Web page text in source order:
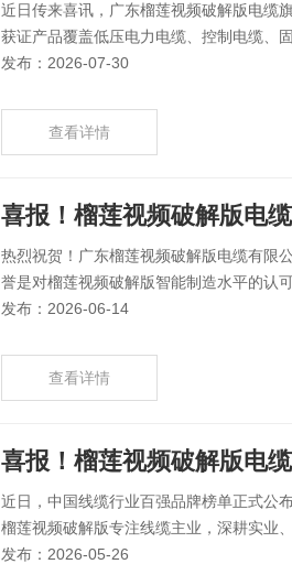
近日传来喜讯，广东榴莲视频破解版电缆
获证产品覆盖低压电力电缆、控制电缆、
发布：2026-07-30
查看详情
喜报！榴莲视频破解版电
热烈祝贺！广东榴莲视频破解版电缆有限
誉是对榴莲视频破解版智能制造水平的认
发布：2026-06-14
查看详情
喜报！榴莲视频破解版电
近日，中国线缆行业百强品牌榜单正式公
榴莲视频破解版专注线缆主业，深耕实业
发布：2026-05-26